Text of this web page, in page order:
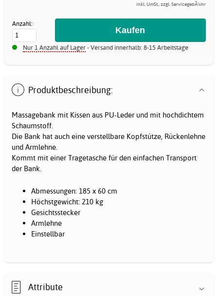
inkl. UmSt., zzgl. ServicegebÃ¼hr
Anzahl:
Nur 1 Anzahl auf Lager- Versand innerhalb: 8-15 Arbeitstage
Produktbeschreibung:
Massagebank mit Kissen aus PU-Leder und mit hochdichtem
Schaumstoff.
Die Bank hat auch eine verstellbare Kopfstütze, Rückenlehne
und Armlehne.
Kommt mit einer Tragetasche für den einfachen Transport
der Bank.
Abmessungen: 185 x 60 cm
Höchstgewicht: 210 kg
Gesichtsstecker
Armlehne
Einstellbar
Attribute